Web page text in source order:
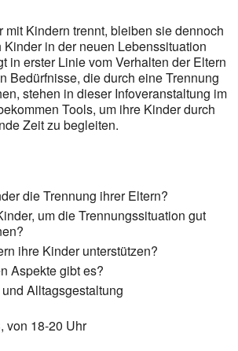
mit Kindern trennt, bleiben sie dennoch
Kinder in der neuen Lebenssituation
in erster Linie vom Verhalten der Eltern
Bedürfnisse, die durch eine Trennung
stehen in dieser Infoveranstaltung im
Tools, um ihre Kinder durch
Zeit zu begleiten.
die Trennung ihrer Eltern?
um die Trennungssituation gut
ihre Kinder unterstützen?
Aspekte gibt es?
Alltagsgestaltung
von 18-20 Uhr